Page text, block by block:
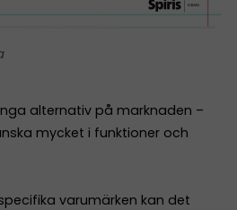
alternativ på marknaden –
mycket i funktioner och
varumärken kan det